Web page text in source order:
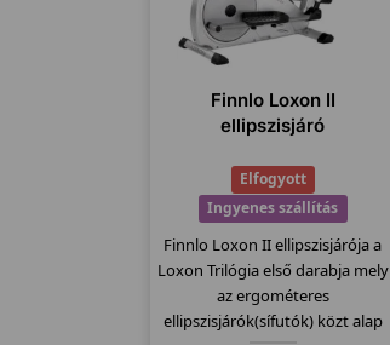
Finnlo Loxon II
ellipszisjáró
Elfogyott
Ingyenes szállítás
Finnlo Loxon II ellipszisjárója a
Loxon Trilógia első darabja mely
az ergométeres
ellipszisjárók(sífutók) közt alap